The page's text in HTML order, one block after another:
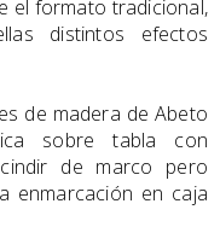
el formato tradicional,
distintos efectos
de madera de Abeto
sobre tabla con
de marco pero
enmarcación en caja